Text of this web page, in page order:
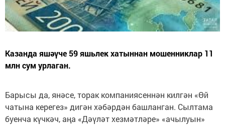
Казанда яшәүче 59 яшьлек хатыннан мошенниклар 11
млн сум урлаган.
Барысы да, янәсе, торак компаниясеннән килгән «Өй
чатына керегез» дигән хәбәрдән башланган. Сылтама
буенча күчкәч, аңа «Дәүләт хезмәтләре» «ачылуын»